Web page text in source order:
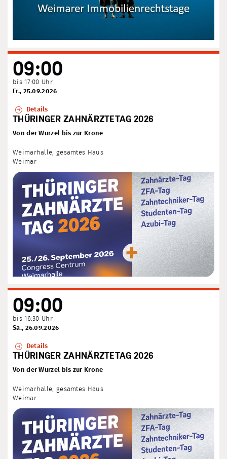
09:00
bis 17:00 Uhr
Fr., 25.09.2026
Details
THÜRINGER ZAHNÄRZTETAG 2026
Von der Wurzel bis zur Krone
Weimarhalle, gesamtes Haus
Weimar
09:00
bis 16:30 Uhr
Sa., 26.09.2026
Details
THÜRINGER ZAHNÄRZTETAG 2026
Von der Wurzel bis zur Krone
Weimarhalle, gesamtes Haus
Weimar